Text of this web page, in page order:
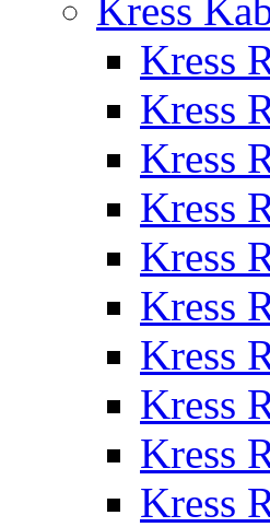
Kress
Kress
Kress
Kress
Kress
Kress
Kress
Kress
Kress
Kress
Kress